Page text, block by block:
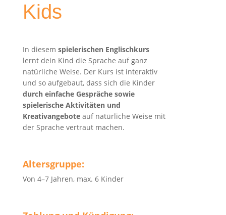
Kids
In diesem spielerischen Englischkurs
lernt dein Kind die Sprache auf ganz
natürliche Weise. Der Kurs ist interaktiv
und so aufgebaut, dass sich die Kinder
durch einfache Gespräche sowie
spielerische Aktivitäten und
Kreativangeboteauf natürliche Weise mit
der Sprache vertraut machen.
Altersgruppe:
Von 4–7 Jahren, max. 6 Kinder